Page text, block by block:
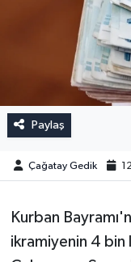
Paylaş
Çağatay Gedik
Kurban
ikramiyenin 4 bin